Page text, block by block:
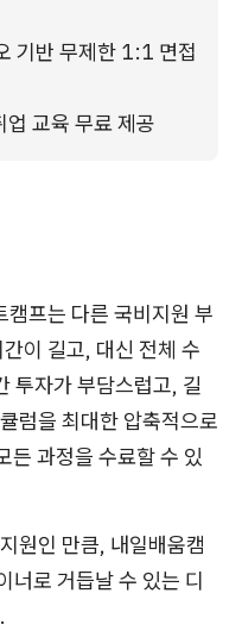
기반 무제한 1:1 면접
교육 무료 제공
프는 다른 국비지원 부
이 길고, 대신 전체 수
투자가 부담스럽고, 길
럼을 최대한 압축적으로
든 과정을 수료할 수 있
원인 만큼, 내일배움캠
너로 거듭날 수 있는 디